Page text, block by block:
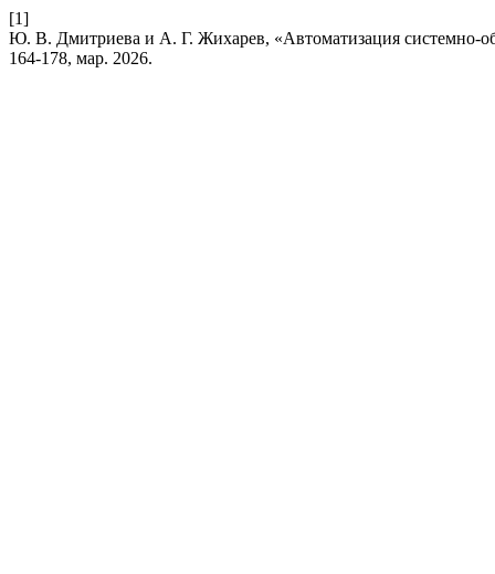
[1]
Ю. В. Дмитриева и А. Г. Жихарев, «Автоматизация системно-
164-178, мар. 2026.